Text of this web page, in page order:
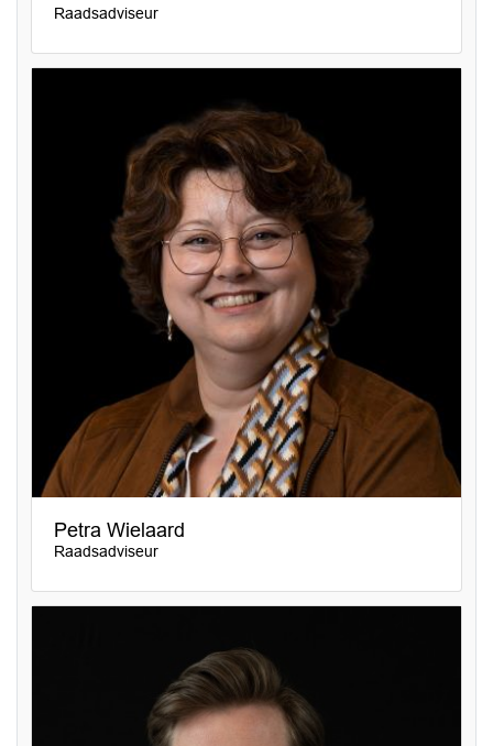
Raadsadviseur
Petra Wielaard
Raadsadviseur